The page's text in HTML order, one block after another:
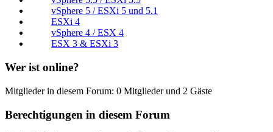
vSphere 5 / ESXi 5 und 5.1
ESXi 4
vSphere 4 / ESX 4
ESX 3 & ESXi 3
Wer ist online?
Mitglieder in diesem Forum: 0 Mitglieder und 2 Gäste
Berechtigungen in diesem Forum